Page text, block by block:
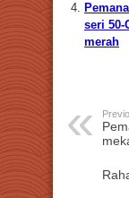
seri 50-
merah